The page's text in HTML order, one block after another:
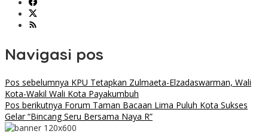
Navigasi pos
Pos sebelumnya KPU Tetapkan Zulmaeta-Elzadaswarman, Wali
Kota-Wakil Wali Kota Payakumbuh
Pos berikutnya Forum Taman Bacaan Lima Puluh Kota Sukses
Gelar “Bincang Seru Bersama Naya R”